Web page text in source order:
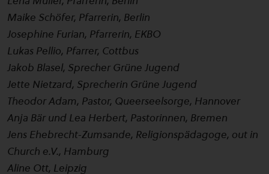
Maike Schöfer, Pfarrerin, Berlin
Josephine Furian, Pfarrerin, EKBO
Lukas Pellio, Pfarrer, Cottbus
Jakob Blasel, Sprecher Grüne Jugend
Jette Nietzard, Sprecherin Grüne Jugend
Theodor Adam, Pastor, Queerseelsorge, Hannover
Anja Bär und Lea Herbert, Pastorinnen, Bremen
Jens Ehebrecht-Zumsande, Religionspädagoge, out in
Church e.V., Hamburg
Aline Ott, Leipzig